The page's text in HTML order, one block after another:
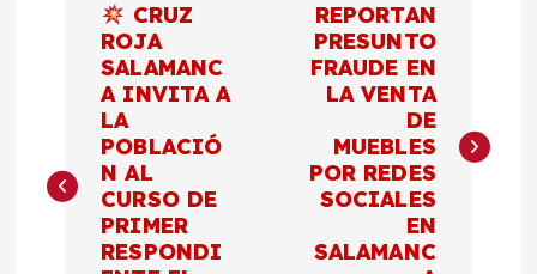
e
CRUZ
ROJA
SALAMANC
A INVITA A
LA
POBLACIÓ
N AL
CURSO DE
PRIMER
RESPONDI
REPORTAN
PRESUNTO
FRAUDE EN
LA VENTA
DE
MUEBLES
POR REDES
SOCIALES
EN
SALAMANC